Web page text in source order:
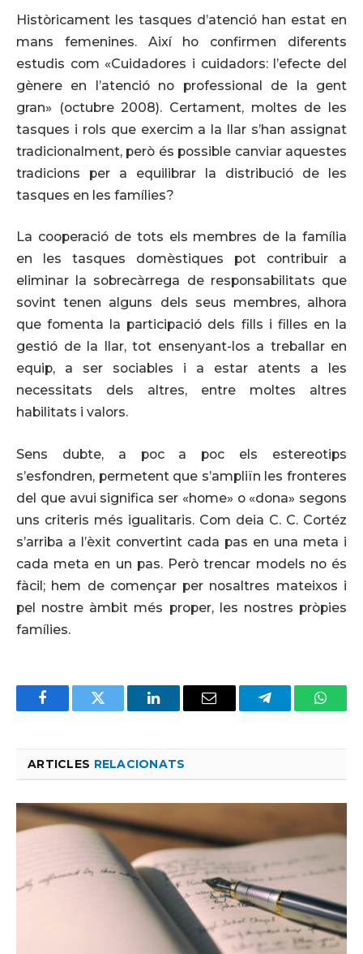
Històricament les tasques d’atenció han estat en
mans femenines. Així ho confirmen diferents
estudis com «Cuidadores i cuidadors: l’efecte del
gènere en l’atenció no professional de la gent
gran» (octubre 2008). Certament, moltes de les
tasques i rols que exercim a la llar s’han assignat
tradicionalment, però és possible canviar aquestes
tradicions per a equilibrar la distribució de les
tasques en les famílies?
La cooperació de tots els membres de la família
en les tasques domèstiques pot contribuir a
eliminar la sobrecàrrega de responsabilitats que
sovint tenen alguns dels seus membres, alhora
que fomenta la participació dels fills i filles en la
gestió de la llar, tot ensenyant-los a treballar en
equip, a ser sociables i a estar atents a les
necessitats dels altres, entre moltes altres
habilitats i valors.
Sens dubte, a poc a poc els estereotips
s’esfondren, permetent que s’ampliïn les fronteres
del que avui significa ser «home» o «dona» segons
uns criteris més igualitaris. Com deia C. C. Cortéz
s’arriba a l’èxit convertint cada pas en una meta i
cada meta en un pas. Però trencar models no és
fàcil; hem de començar per nosaltres mateixos i
pel nostre àmbit més proper, les nostres pròpies
famílies.
FacebookTwitter LinkedInEmail Telegram
ARTICLES RELACIONATS